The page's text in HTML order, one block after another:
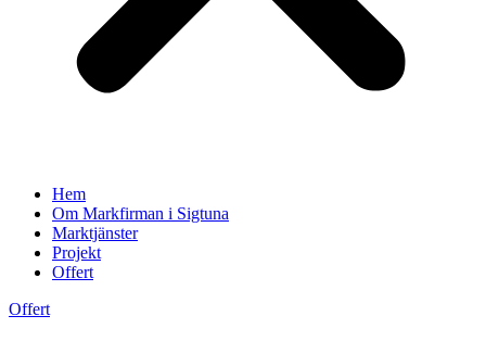
Hem
Om Markfirman i Sigtuna
Marktjänster
Projekt
Offert
Offert